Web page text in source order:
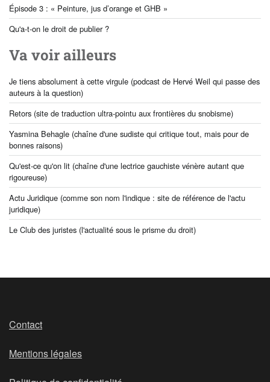
Épisode 3 : « Peinture, jus d’orange et GHB »
Qu'a-t-on le droit de publier ?
Va voir ailleurs
Je tiens absolument à cette virgule (podcast de Hervé Weil qui passe des
auteurs à la question)
Retors (site de traduction ultra-pointu aux frontières du snobisme)
Yasmina Behagle (chaîne d'une sudiste qui critique tout, mais pour de
bonnes raisons)
Qu'est-ce qu'on lit (chaîne d'une lectrice gauchiste vénère autant que
rigoureuse)
Actu Juridique (comme son nom l'indique : site de référence de l'actu
juridique)
Le Club des juristes (l'actualité sous le prisme du droit)
Contact
Mentions légales